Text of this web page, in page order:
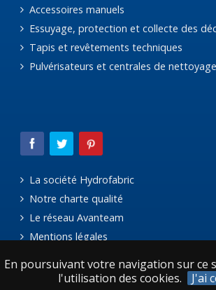
En poursuivant votre navigation sur ce
l'utilisation des cookies.
J'ai
Accessoires manuels
Essuyage, protection et collecte des
Tapis et revêtements techniques
Pulvérisateurs et centrales de nettoyage
La société Hydrofabric
Notre charte qualité
Le réseau Avanteam
Mentions légales